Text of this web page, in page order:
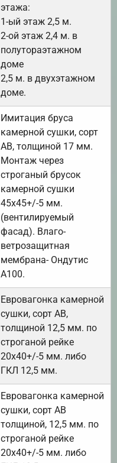
этажа:
1-ый этаж 2,5 м.
2-ой этаж 2,4 м. в
полутораэтажном
доме
2,5 м. в двухэтажном
доме.
Имитация бруса
камерной сушки, сорт
АВ, толщиной 17 мм.
Монтаж через
строганый брусок
камерной сушки
45х45+/-5 мм.
(вентилируемый
фасад). Влаго-
ветрозащитная
мембрана- Ондутис
А100.
Евровагонка камерной
сушки, сорт АВ,
толщиной 12,5 мм. по
строганой рейке
20х40+/-5 мм. либо
ГКЛ 12,5 мм.
Евровагонка камерной
сушки, сорт АВ
толщиной, 12,5 мм. по
строганой рейке
20х40+/-5 мм. либо